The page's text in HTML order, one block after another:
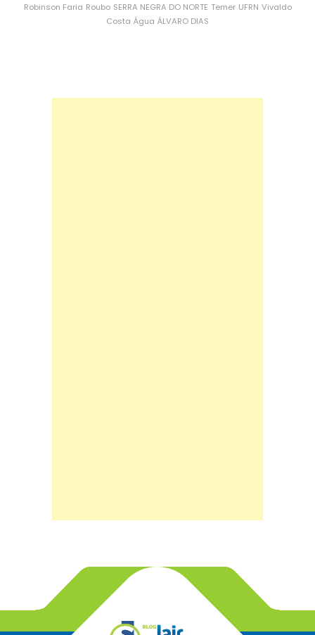
Robinson Faria Roubo SERRA NEGRA DO NORTE Temer UFRN Vivaldo
Costa Água ÁLVARO DIAS